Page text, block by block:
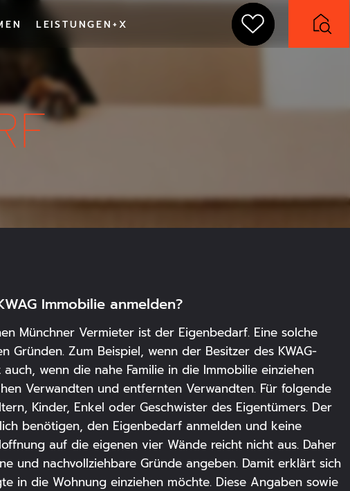
LEISTUNGEN+X
Filter zurücksetzen x
Immobilie anmelden?
Münchner Vermieter ist der Eigenbedarf. Eine solche
Zum Beispiel, wenn der Besitzer des KWAG-
wenn die nahe Familie in die Immobilie einziehen
Verwandten und entfernten Verwandten. Für folgende
Kinder, Enkel oder Geschwister des Eigentümers. Der
benötigen, den Eigenbedarf anmelden und keine
auf die eigenen vier Wände reicht nicht aus. Daher
und nachvollziehbare Gründe angeben. Damit erklärt sich
in die Wohnung einziehen möchte. Diese Angaben sowie